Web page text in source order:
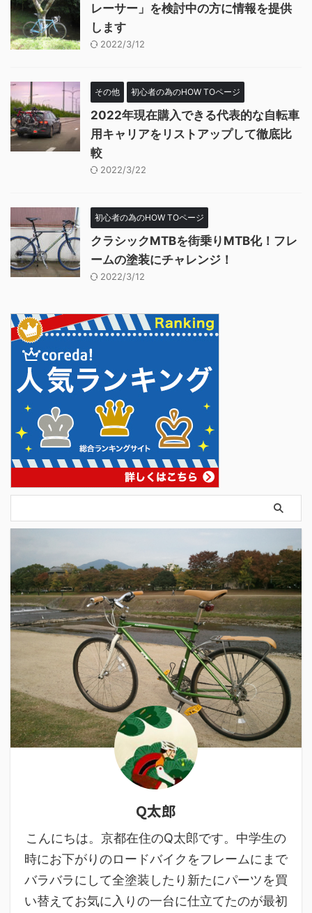
レーサー」を検討中の方に情報を提供
します
2022/3/12
その他 初心者の為のHOW TOページ
2022年現在購入できる代表的な自転車
用キャリアをリストアップして徹底比
較
2022/3/22
初心者の為のHOW TOページ
クラシックMTBを街乗りMTB化！フレ
ームの塗装にチャレンジ！
2022/3/12
Q太郎
こんにちは。京都在住のQ太郎です。中学生の
時にお下がりのロードバイクをフレームにまで
バラバラにして全塗装したり新たにパーツを買
い替えてお気に入りの一台に仕立てたのが最初